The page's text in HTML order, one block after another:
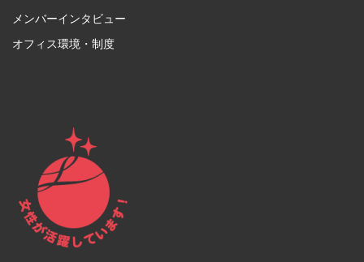
メンバーインタビュー
オフィス環境・制度